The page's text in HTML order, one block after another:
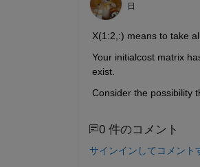
日
X(1:2,:) means to take
Your initialcost matrix
exist.
Consider the possibility
0 件のコメント
サインインしてコメント